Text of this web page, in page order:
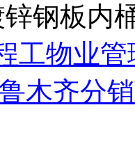
钢板内
工物业
木齐分